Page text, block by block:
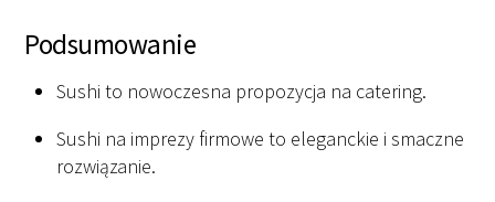
Podsumowanie
Sushi to nowoczesna propozycja na catering.
Sushi na imprezy firmowe to eleganckie i smaczne
rozwiązanie.